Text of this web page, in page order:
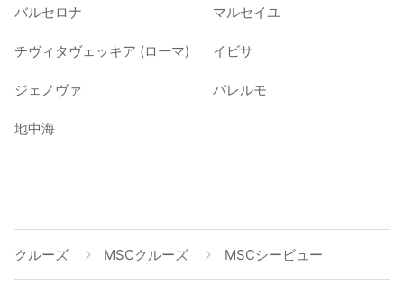
バルセロナ マルセイユ
チヴィタヴェッキア (ローマ) イビサ
ジェノヴァ パレルモ
地中海
クルーズ MSCクルーズ MSCシービュー